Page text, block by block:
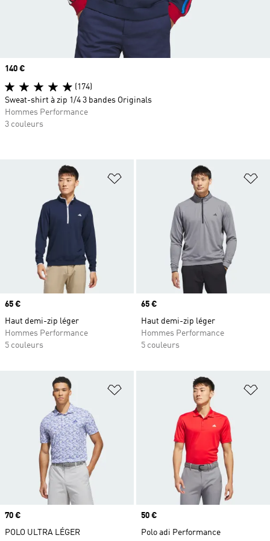
Ajouter à la Liste de produits
Prix
65 €
Haut demi-zip léger
Hommes Performance
5 couleurs
Prix
65 €
Haut demi-zip léger
Hommes Performance
5 couleurs
Ajouter à la Liste de produits
Prix
70 €
POLO ULTRA LÉGER
Prix
50 €
Polo adi Performance
Prix
140 €
(174)
Sweat-shirt à zip 1/4 3 bandes Originals
Hommes Performance
3 couleurs